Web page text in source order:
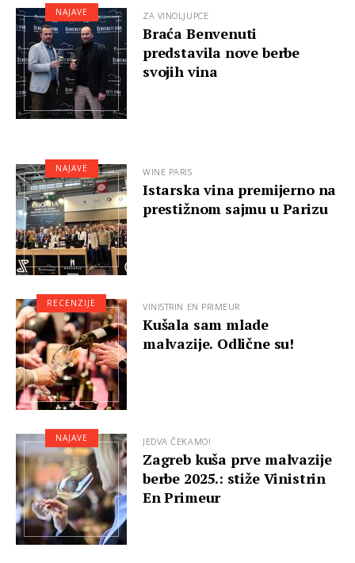
ZA VINOLJUPCE
Braća Benvenuti
predstavila nove berbe
svojih vina
NAJAVE
WINE PARIS
Istarska vina premijerno na
prestižnom sajmu u Parizu
NAJAVE
VINISTRIN EN PRIMEUR
Kušala sam mlade
malvazije. Odlične su!
RECENZIJE
JEDVA ČEKAMO!
Zagreb kuša prve malvazije
berbe 2025.: stiže Vinistrin
En Primeur
NAJAVE